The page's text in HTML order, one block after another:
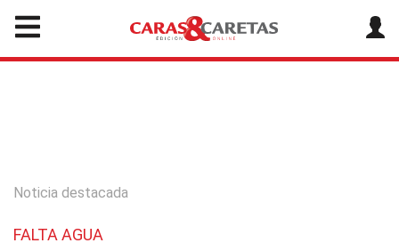
Noticia destacada
FALTA AGUA